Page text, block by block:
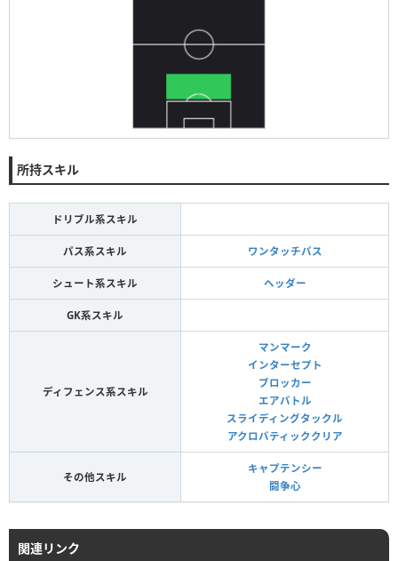
所持スキル
ドリブル系スキル
パス系スキル ワンタッチパス
シュート系スキル ヘッダー
GK系スキル
ディフェンス系スキル
マンマーク
インターセプト
ブロッカー
エアバトル
スライディングタックル
アクロバティッククリア
その他スキル
キャプテンシー
闘争心
関連リンク